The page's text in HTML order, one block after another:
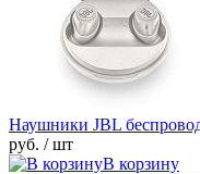
Наушники JBL
руб. / шт
В корзину